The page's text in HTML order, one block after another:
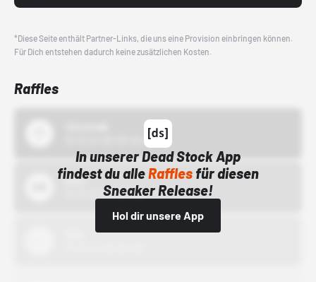
*Diese Seite enthält Partner-Links, die uns eine Provision einbringen können.
Für Dich entstehen dadurch keine zusätzlichen Kosten.
Raffles
In unserer Dead Stock App
findest du alleRafflesfür diesen
Sneaker Release!
Hol dir unsere App
Bstn
01.10.22 00:00 Uhr